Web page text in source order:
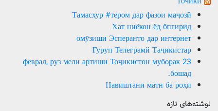
Тамасхур #тером дар фазои маҷозӣ
Хат ниёкон ёд бпгирӣд
омӯзиши Эсперанто дар интернет
Гуруп Телеграмй Таҷикистар
23 феврал, руз мели артиши Тоҷикистон муборак
бошад.
Навиштани матн ба роҳи
نوشته‌های تازه